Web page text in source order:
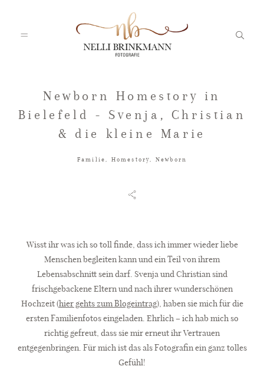
Startseite
Blog
Kontakt
Newborn Homestory in
Bielefeld - Svenja, Christian
& die kleine Marie
Familie, Homestory, Newborn
Wisst ihr was ich so toll finde, dass ich immer wieder liebe
Menschen begleiten kann und ein Teil von ihrem
Lebensabschnitt sein darf. Svenja und Christian sind
frischgebackene Eltern und nach ihrer wunderschönen
Hochzeit (hier gehts zum Blogeintrag), haben sie mich für die
ersten Familienfotos eingeladen. Ehrlich – ich hab mich so
richtig gefreut, dass sie mir erneut ihr Vertrauen
entgegenbringen. Für mich ist das als Fotografin ein ganz tolles
Gefühl!